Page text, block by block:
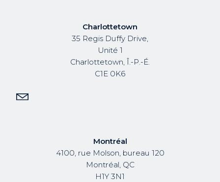
Charlottetown
35 Regis Duffy Drive,
Unité 1
Charlottetown, Î.-P.-É.
C1E 0K6
Montréal
4100, rue Molson, bureau 120
Montréal, QC
H1Y 3N1